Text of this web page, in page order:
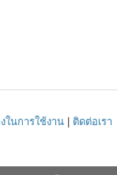
ในการใช้งาน ติดต่อเรา